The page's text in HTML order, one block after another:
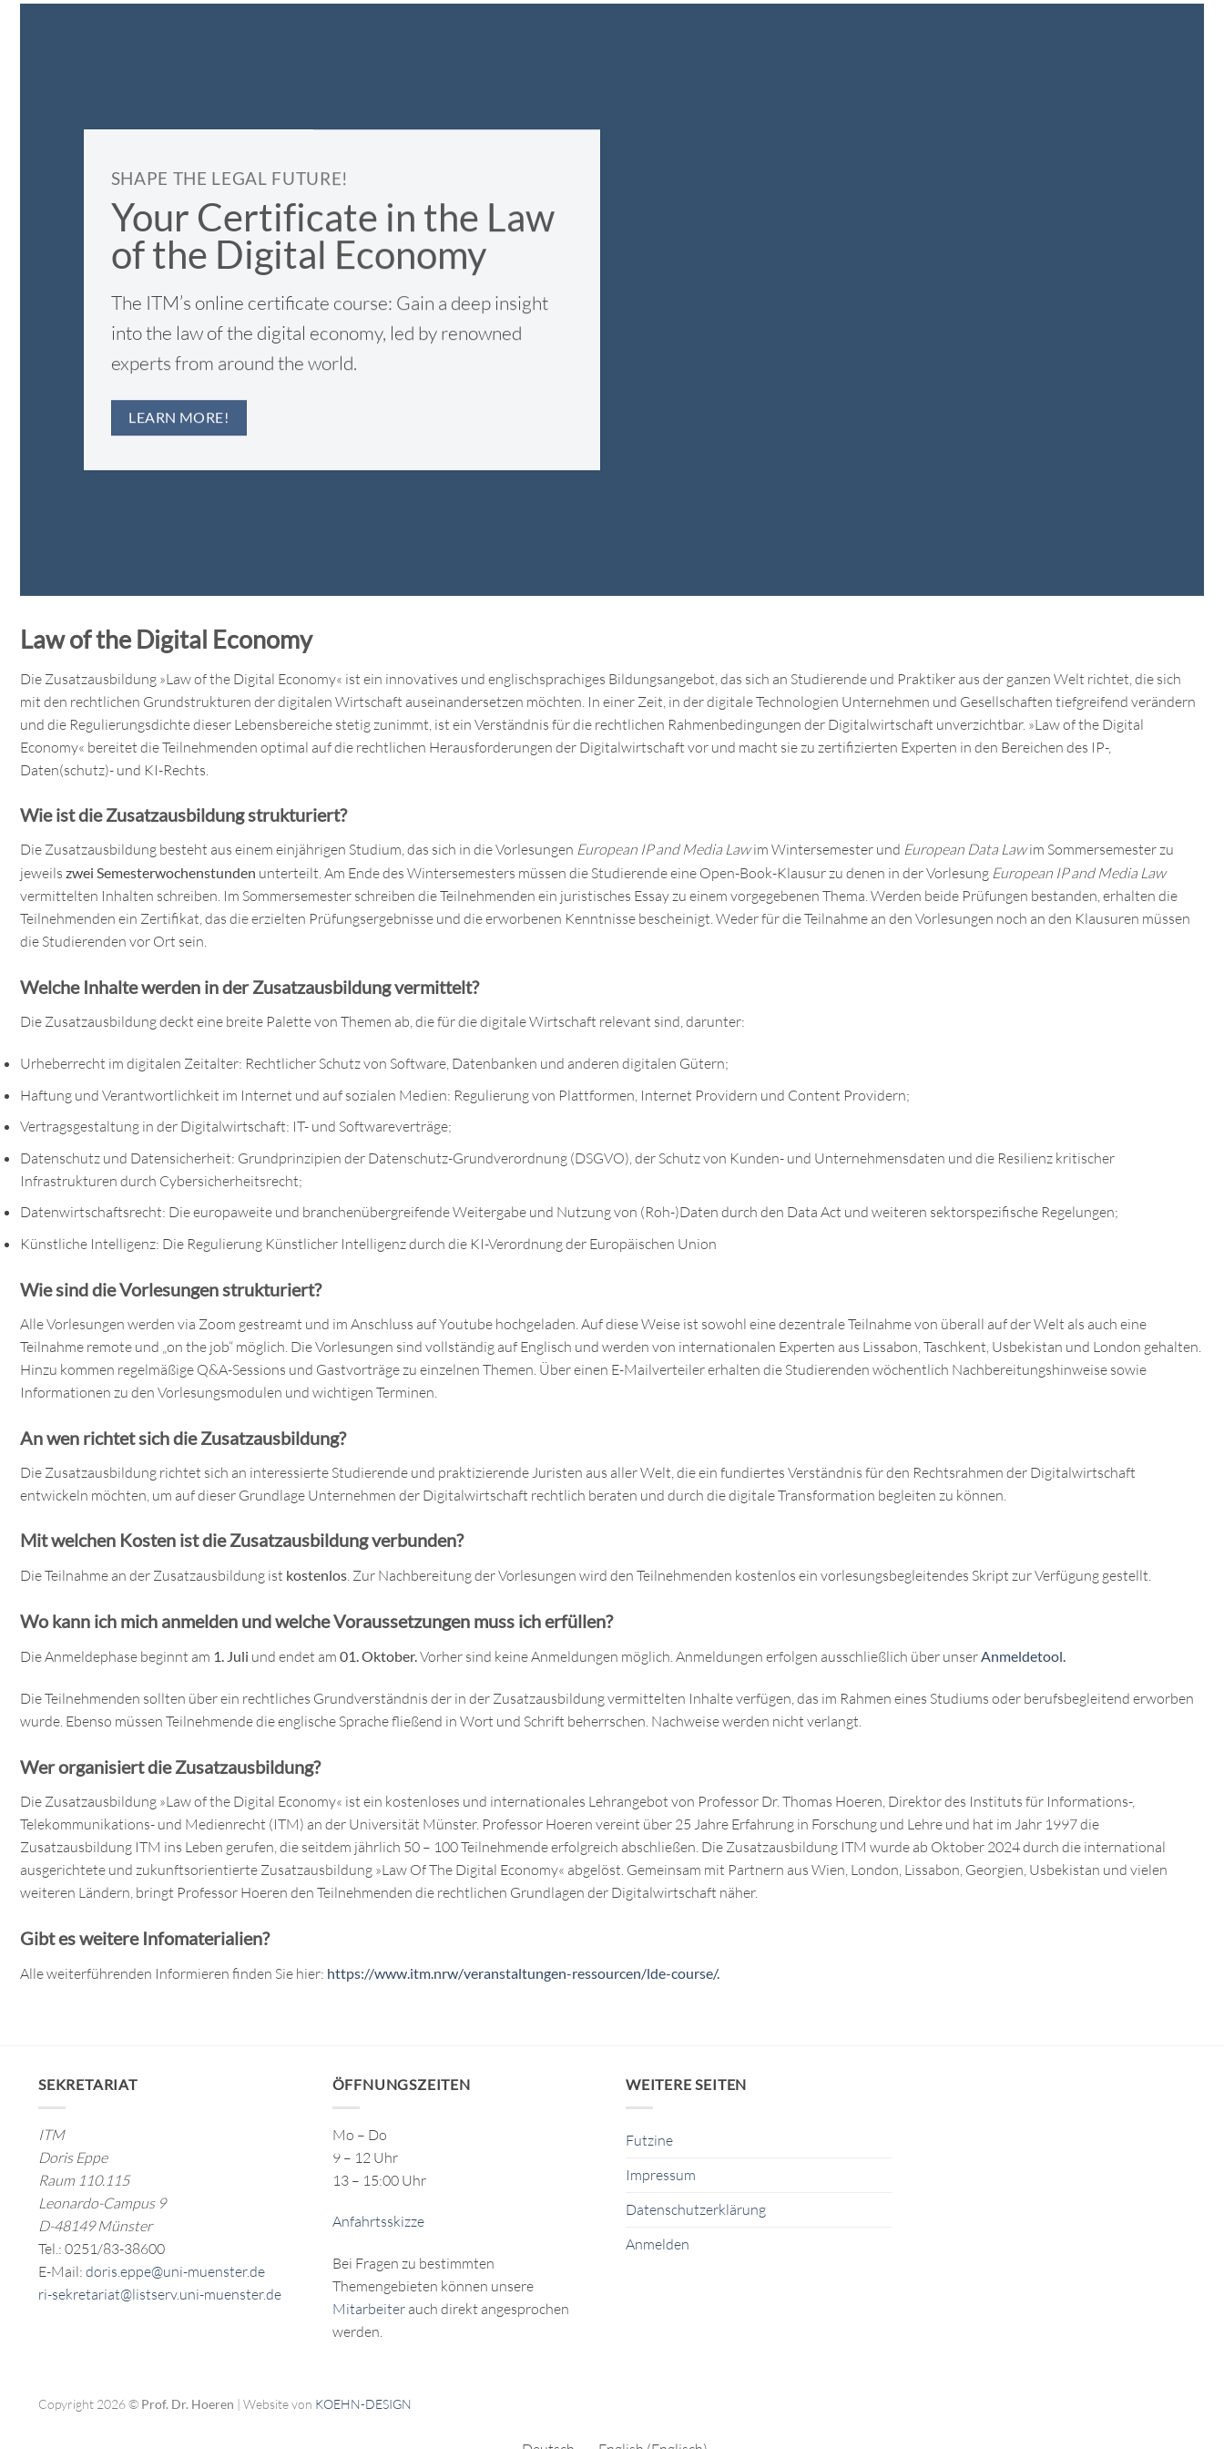
SHAPE THE LEGAL FUTURE!
Your Certificate in the Law
of the Digital Economy
The ITM’s online certificate course: Gain a deep insight
into the law of the digital economy, led by renowned
experts from around the world.
LEARN MORE!
Law of the Digital Economy
Die Zusatzausbildung »Law of the Digital Economy« ist ein innovatives und englischsprachiges Bildungsangebot, das sich an Studierende und Praktiker aus der ganzen Welt richtet, die sich
mit den rechtlichen Grundstrukturen der digitalen Wirtschaft auseinandersetzen möchten. In einer Zeit, in der digitale Technologien Unternehmen und Gesellschaften tiefgreifend verändern
und die Regulierungsdichte dieser Lebensbereiche stetig zunimmt, ist ein Verständnis für die rechtlichen Rahmenbedingungen der Digitalwirtschaft unverzichtbar. »Law of the Digital
Economy« bereitet die Teilnehmenden optimal auf die rechtlichen Herausforderungen der Digitalwirtschaft vor und macht sie zu zertifizierten Experten in den Bereichen des IP-,
Daten(schutz)- und KI-Rechts.
Wie ist die Zusatzausbildung strukturiert?
Die Zusatzausbildung besteht aus einem einjährigen Studium, das sich in die Vorlesungen European IP and Media Lawim Wintersemester und European Data Lawim Sommersemester zu
jeweils zwei Semesterwochenstunden unterteilt. Am Ende des Wintersemesters müssen die Studierende eine Open-Book-Klausur zu denen in der Vorlesung European IP and Media Law
vermittelten Inhalten schreiben. Im Sommersemester schreiben die Teilnehmenden ein juristisches Essay zu einem vorgegebenen Thema. Werden beide Prüfungen bestanden, erhalten die
Teilnehmenden ein Zertifikat, das die erzielten Prüfungsergebnisse und die erworbenen Kenntnisse bescheinigt. Weder für die Teilnahme an den Vorlesungen noch an den Klausuren müssen
die Studierenden vor Ort sein.
Welche Inhalte werden in der Zusatzausbildung vermittelt?
Die Zusatzausbildung deckt eine breite Palette von Themen ab, die für die digitale Wirtschaft relevant sind, darunter:
Urheberrecht im digitalen Zeitalter: Rechtlicher Schutz von Software, Datenbanken und anderen digitalen Gütern;
Haftung und Verantwortlichkeit im Internet und auf sozialen Medien: Regulierung von Plattformen, Internet Providern und Content Providern;
Vertragsgestaltung in der Digitalwirtschaft: IT- und Softwareverträge;
Datenschutz und Datensicherheit: Grundprinzipien der Datenschutz-Grundverordnung (DSGVO), der Schutz von Kunden- und Unternehmensdaten und die Resilienz kritischer
Infrastrukturen durch Cybersicherheitsrecht;
Datenwirtschaftsrecht: Die europaweite und branchenübergreifende Weitergabe und Nutzung von (Roh-)Daten durch den Data Act und weiteren sektorspezifische Regelungen;
Künstliche Intelligenz: Die Regulierung Künstlicher Intelligenz durch die KI-Verordnung der Europäischen Union
Wie sind die Vorlesungen strukturiert?
Alle Vorlesungen werden via Zoom gestreamt und im Anschluss auf Youtube hochgeladen. Auf diese Weise ist sowohl eine dezentrale Teilnahme von überall auf der Welt als auch eine
Teilnahme remote und „on the job“ möglich. Die Vorlesungen sind vollständig auf Englisch und werden von internationalen Experten aus Lissabon, Taschkent, Usbekistan und London gehalten.
Hinzu kommen regelmäßige Q&A-Sessions und Gastvorträge zu einzelnen Themen. Über einen E-Mailverteiler erhalten die Studierenden wöchentlich Nachbereitungshinweise sowie
Informationen zu den Vorlesungsmodulen und wichtigen Terminen.
An wen richtet sich die Zusatzausbildung?
Die Zusatzausbildung richtet sich an interessierte Studierende und praktizierende Juristen aus aller Welt, die ein fundiertes Verständnis für den Rechtsrahmen der Digitalwirtschaft
entwickeln möchten, um auf dieser Grundlage Unternehmen der Digitalwirtschaft rechtlich beraten und durch die digitale Transformation begleiten zu können.
Mit welchen Kosten ist die Zusatzausbildung verbunden?
Die Teilnahme an der Zusatzausbildung ist kostenlos. Zur Nachbereitung der Vorlesungen wird den Teilnehmenden kostenlos ein vorlesungsbegleitendes Skript zur Verfügung gestellt.
Wo kann ich mich anmelden und welche Voraussetzungen muss ich erfüllen?
Die Anmeldephase beginnt am 1. Juli und endet am 01. Oktober.Vorher sind keine Anmeldungen möglich. Anmeldungen erfolgen ausschließlich über unserAnmeldetool.
Die Teilnehmenden sollten über ein rechtliches Grundverständnis der in der Zusatzausbildung vermittelten Inhalte verfügen, das im Rahmen eines Studiums oder berufsbegleitend erworben
wurde. Ebenso müssen Teilnehmende die englische Sprache fließend in Wort und Schrift beherrschen. Nachweise werden nicht verlangt.
Wer organisiert die Zusatzausbildung?
Die Zusatzausbildung »Law of the Digital Economy« ist ein kostenloses und internationales Lehrangebot von Professor Dr. Thomas Hoeren, Direktor des Instituts für Informations-,
Telekommunikations- und Medienrecht (ITM) an der Universität Münster. Professor Hoeren vereint über 25 Jahre Erfahrung in Forschung und Lehre und hat im Jahr 1997 die
Zusatzausbildung ITM ins Leben gerufen, die seitdem jährlich 50 – 100 Teilnehmende erfolgreich abschließen. Die Zusatzausbildung ITM wurde ab Oktober 2024 durch die international
ausgerichtete und zukunftsorientierte Zusatzausbildung »Law Of The Digital Economy« abgelöst. Gemeinsam mit Partnern aus Wien, London, Lissabon, Georgien, Usbekistan und vielen
weiteren Ländern, bringt Professor Hoeren den Teilnehmenden die rechtlichen Grundlagen der Digitalwirtschaft näher.
Gibt es weitere Infomaterialien?
Alle weiterführenden Informieren finden Sie hier: https://www.itm.nrw/veranstaltungen-ressourcen/lde-course/.
SEKRETARIAT
ITM
Doris Eppe
Raum 110.115
Leonardo-Campus 9
D-48149 Münster
Tel.: 0251/83-38600
E-Mail: doris.eppe@uni-muenster.de
ri-sekretariat@listserv.uni-muenster.de
ÖFFNUNGSZEITEN
Mo – Do
9 – 12 Uhr
13 – 15:00 Uhr
Anfahrtsskizze
Bei Fragen zu bestimmten
Themengebieten können unsere
Mitarbeiterauch direkt angesprochen
werden.
WEITERE SEITEN
Futzine
Impressum
Datenschutzerklärung
Anmelden
Copyright 2026 © Prof. Dr. Hoeren | Website von KOEHN-DESIGN